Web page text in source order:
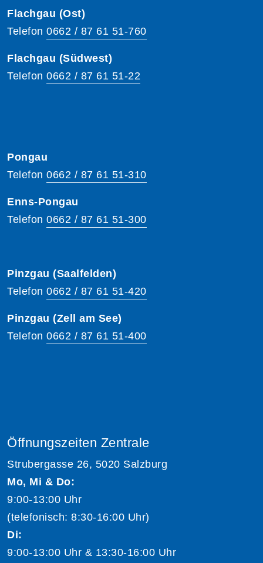
Flachgau (Ost)
Telefon 0662 / 87 61 51-760
Flachgau (Südwest)
Telefon 0662 / 87 61 51-22
Pongau
Telefon 0662 / 87 61 51-310
Enns-Pongau
Telefon 0662 / 87 61 51-300
Pinzgau (Saalfelden)
Telefon 0662 / 87 61 51-420
Pinzgau (Zell am See)
Telefon 0662 / 87 61 51-400
Öffnungszeiten Zentrale
Strubergasse 26, 5020 Salzburg
Mo, Mi & Do:
9:00-13:00 Uhr
(telefonisch: 8:30-16:00 Uhr)
Di:
9:00-13:00 Uhr & 13:30-16:00 Uhr